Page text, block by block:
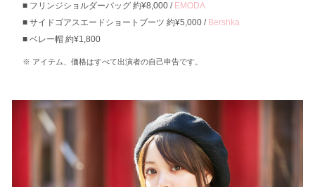
フリンジショルダーバッグ 約¥8,000 / EMODA
サイドゴアスエードショートブーツ 約¥5,000 / Bershka
ベレー帽 約¥1,800
アイテム、価格はすべて出演者の自己申告です。